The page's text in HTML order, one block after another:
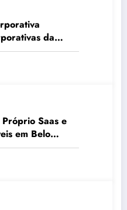
da
Saas e
em Belo
– Guia 3449